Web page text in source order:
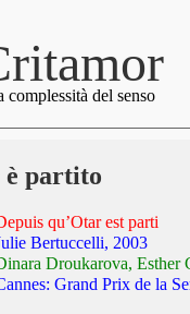
complessità del senso
è partito
qu’Otar est parti
Bertuccelli, 2003
Droukarova, Esther
Grand Prix de la